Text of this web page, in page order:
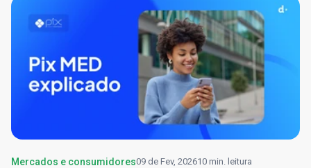
Mercados e consumidores09 de Fev, 202610 min. leitura